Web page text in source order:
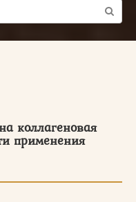
коллагеновая
применения